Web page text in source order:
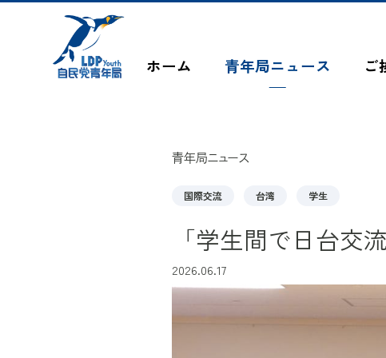
このページの本文へ移動
ホーム 青年局ニュース ご
青年局ニュース
国際交流 台湾 学生
「学生間で日台交
2026.06.17